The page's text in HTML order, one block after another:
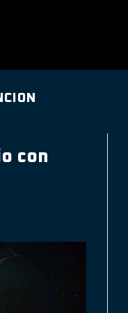
con